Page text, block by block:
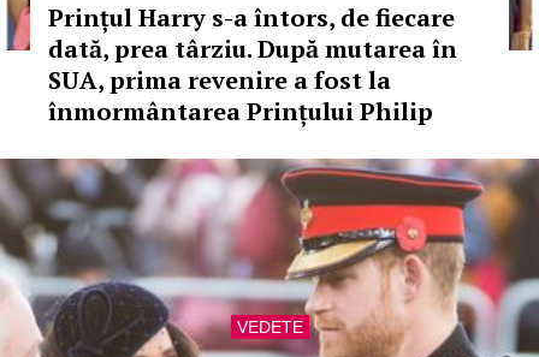
Prințul Harry s-a întors, de fiecare
dată, prea târziu. După mutarea în
SUA, prima revenire a fost la
înmormântarea Prințului Philip
VEDETE